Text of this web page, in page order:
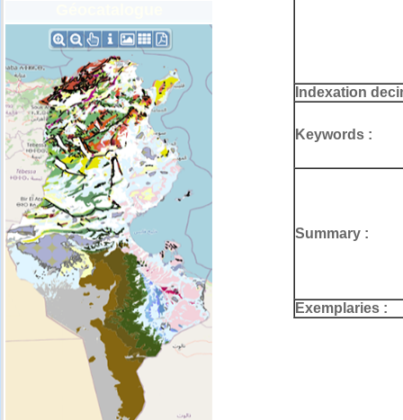
Indexation
Keywords :
Summary :
Exemplaries :